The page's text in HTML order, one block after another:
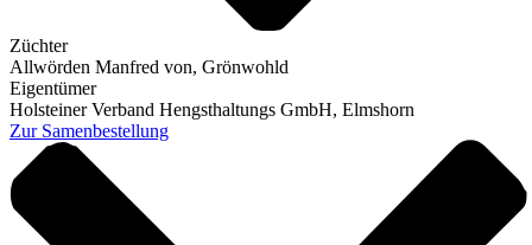
Züchter
Allwörden Manfred von, Grönwohld
Eigentümer
Holsteiner Verband Hengsthaltungs GmbH, Elmshorn
Zur Samenbestellung